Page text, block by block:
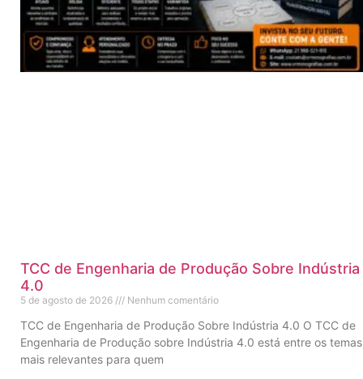
TCC de Engenharia de Produção Sobre Indústria
4.0
5 de agosto de 2026 Nenhum comentário
TCC de Engenharia de Produção Sobre Indústria 4.0 O TCC de
Engenharia de Produção sobre Indústria 4.0 está entre os temas
mais relevantes para quem